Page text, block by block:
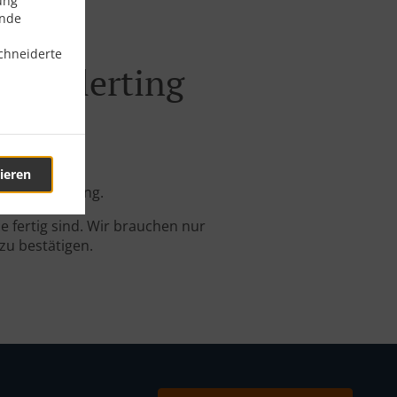
Allerting
Bestellung.
fertig sind. Wir brauchen nur
bestätigen.